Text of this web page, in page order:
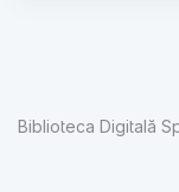
Biblioteca Digitală